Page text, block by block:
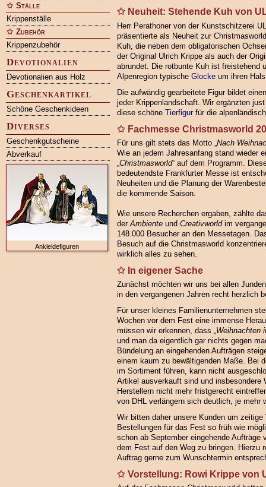
Ställe
Krippenställe
Zubehör
Krippenzubehör
Devotionalien
Devotionalien aus Holz
Geschenkartikel
Schöne Geschenkideen
Diverses
Geschenkgutscheine
Abverkauf
Ankleidefiguren
Neuheit: Stehende Kuh von
Herr Perathoner von der Kunstschitzerei
präsentierte als Neuheit zur
Kuh, die neben dem obligatorischen
der Original Ulrich Krippe als auch der
abrundet. Die rotbunte Kuh ist freistehend
Alpenregion typische Glocke um ihren
Die aufwändig gearbeitete Figur bildet
jeder Krippenlandschaft. Wir ergänzten
diese schöne Tierfigurfür die
Fachmesse Christmasworld
Für uns gilt stets das Motto „Nach
Wie an jedem Jahresanfang stand wieder
„Christmasworld“ auf dem Programm.
bedeutendste Frankfurter Messe ist
Neuheiten und die Planung der
die kommende Saison.
Wie unsere Recherchen ergaben, zählte
derAmbiente und Creativworldim
148.000 Besucher an den Messetagen.
Besuch auf die Christmasworld
wirklich alles zu sehen.
In eigener Sache
Zunächst möchten wir uns bei allen
in den vergangenen Jahren recht herzlich
Für unser kleines Familienunternehmen
Wochen vor dem Fest eine immense
müssen wir erkennen, dass „Weihnachten
und man da eigentlich gar nichts gegen
Bündelung an eingehenden Aufträgen
einem kaum zu bewältigenden Maße. Bei
im Sortiment führen, kann nicht
Artikel ausverkauft sind und insbesondere
Herstellern nicht mehr fristgerecht
von DHL verlängern sich deutlich, je mehr
Wir bitten daher unsere Kunden um
Bestellungen für das Fest so früh wie
schon ab September eingehende
dem Fest auf den Weg zu bringen. Hierzu
Auftrag gerne zum Wunschtermin
Vorstellung: Rowi Krippe von